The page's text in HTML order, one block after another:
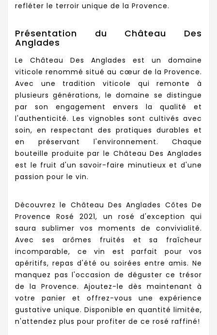
refléter le terroir unique de la Provence.
Présentation du Château Des
Anglades
Le Château Des Anglades est un domaine
viticole renommé situé au cœur de la Provence.
Avec une tradition viticole qui remonte à
plusieurs générations, le domaine se distingue
par son engagement envers la qualité et
l'authenticité. Les vignobles sont cultivés avec
soin, en respectant des pratiques durables et
en préservant l'environnement. Chaque
bouteille produite par le Château Des Anglades
est le fruit d'un savoir-faire minutieux et d'une
passion pour le vin.
Découvrez le Château Des Anglades Côtes De
Provence Rosé 2021, un rosé d'exception qui
saura sublimer vos moments de convivialité.
Avec ses arômes fruités et sa fraîcheur
incomparable, ce vin est parfait pour vos
apéritifs, repas d'été ou soirées entre amis. Ne
manquez pas l'occasion de déguster ce trésor
de la Provence. Ajoutez-le dès maintenant à
votre panier et offrez-vous une expérience
gustative unique. Disponible en quantité limitée,
n'attendez plus pour profiter de ce rosé raffiné!